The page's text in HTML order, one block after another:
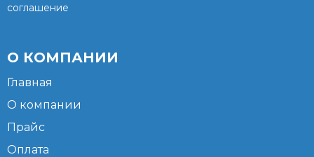
соглашение
О КОМПАНИИ
Главная
О компании
Прайс
Оплата